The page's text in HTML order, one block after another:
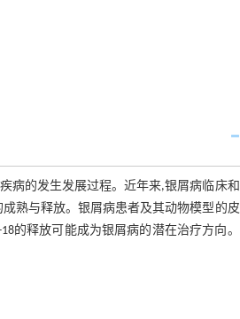
病的发生发展过程。近年来,银屑病临床和
熟与释放。银屑病患者及其动物模型的皮
的释放可能成为银屑病的潜在治疗方向。